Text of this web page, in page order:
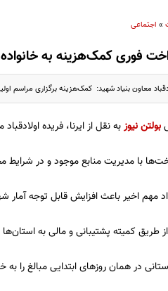
» اجتماعی
فوری کمک‌هزینه به
معاون بنیاد شهید: کمک‌هزینه برگزاری مراسم
بولتن نیوزبه نقل از ایرنا، فریده
با مدیریت منابع موجود و در
مهم اخیر باعث افزایش قابل توجه
طریق کمیته پشتیبانی و مالی به
در همان روزهای ابتدایی مبالغ را به